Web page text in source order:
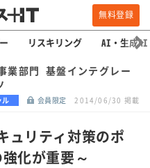
無料登録
リスキリング AI・生成AI
業部門 基盤インテグレー
ル 会員限定 2014/06/30 掲載
ュリティ対策のポ
化が重要～